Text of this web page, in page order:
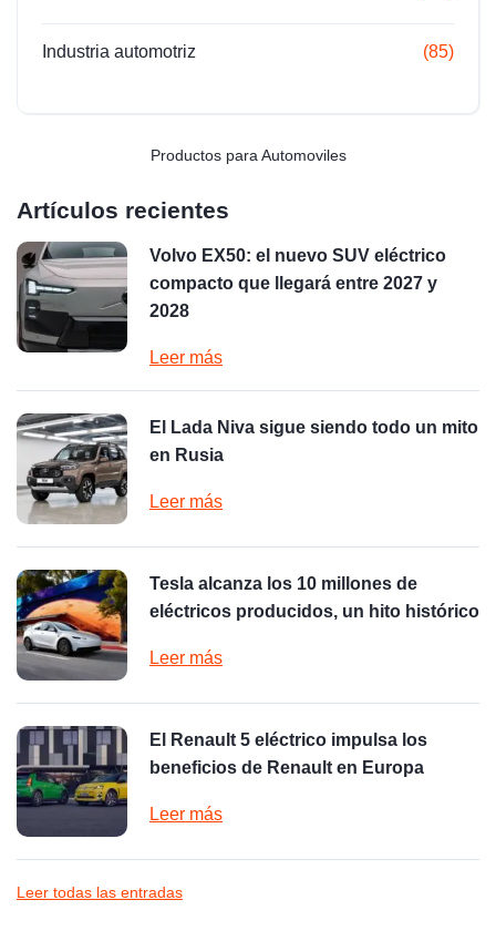
Industria automotriz (85)
Productos para Automoviles
Artículos recientes
Volvo EX50: el nuevo SUV eléctrico
compacto que llegará entre 2027 y
2028
Leer más
El Lada Niva sigue siendo todo un mito
en Rusia
Leer más
Tesla alcanza los 10 millones de
eléctricos producidos, un hito histórico
Leer más
El Renault 5 eléctrico impulsa los
beneficios de Renault en Europa
Leer más
Leer todas las entradas